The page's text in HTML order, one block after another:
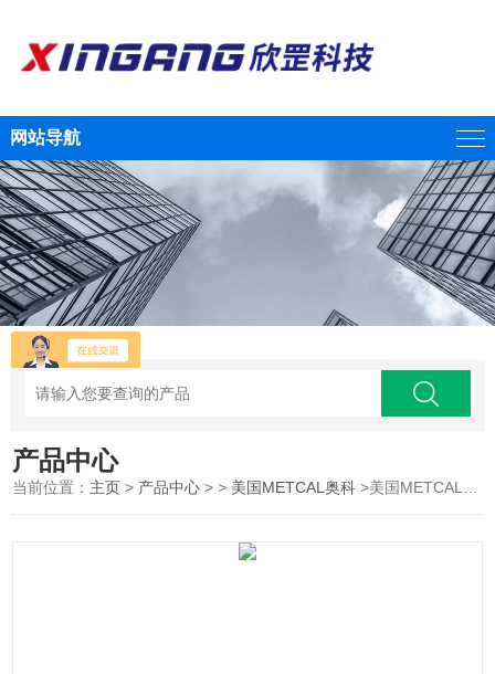
网站导航
产品中心
当前位置： 主页 > 产品中心 > > 美国METCAL奥科 >美国METCAL奥科流体点胶黑色尖帽双螺旋螺纹